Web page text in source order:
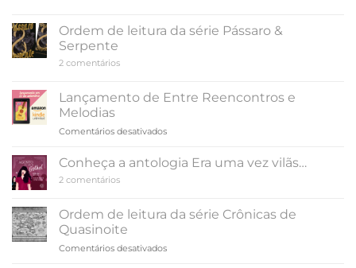
Jenna
Evans
Welch
leitura
da
Ordem de leitura da série Pássaro &
Serpente
2 comentáriosem
leitura
da
&
Lançamento de Entre Reencontros e
Melodias
Comentários desativadosem
de
Entre
Melodias
Conheça a antologia Era uma vez vilãs…
2 comentáriosem
antologia
Era
uma
vilãs…
Ordem de leitura da série Crônicas de
Quasinoite
Comentários desativadosem